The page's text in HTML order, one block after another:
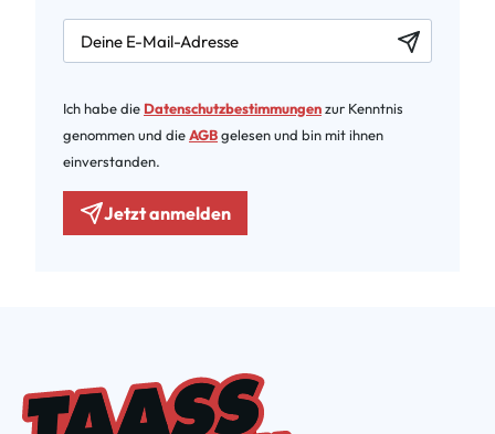
newsletter.labelEmail
Ich habe die Datenschutzbestimmungenzur Kenntnis
genommen und dieAGBgelesen und bin mit ihnen
einverstanden.
Jetzt anmelden